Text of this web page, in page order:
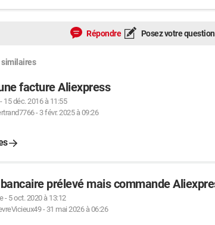
Répondre Posez votre question
similaires
facture Aliexpress
- 15 déc. 2016 à 11:55
- 3 févr. 2025 à 09:26
prélevé mais commande
- 5 oct. 2020 à 13:12
- 31 mai 2026 à 06:26